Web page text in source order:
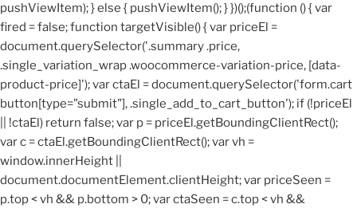
pushViewItem); } else { pushViewItem(); } })();(function () { var
fired = false; function targetVisible() { var priceEl =
document.querySelector('.summary .price,
.single_variation_wrap .woocommerce-variation-price, [data-
product-price]'); var ctaEl = document.querySelector('form.cart
button[type="submit"], .single_add_to_cart_button'); if (!priceEl
|| !ctaEl) return false; var p = priceEl.getBoundingClientRect();
var c = ctaEl.getBoundingClientRect(); var vh =
window.innerHeight ||
document.documentElement.clientHeight; var priceSeen =
p.top < vh && p.bottom > 0; var ctaSeen = c.top < vh &&